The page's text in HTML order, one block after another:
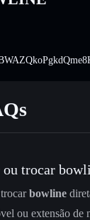
ou trocar
bowline
ou extensão de